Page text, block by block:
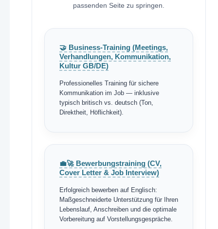
passenden Seite zu springen.
🤝 Business-Training (Meetings,
Verhandlungen, Kommunikation,
Kultur GB/DE)
Professionelles Training für sichere
Kommunikation im Job — inklusive
typisch britisch vs. deutsch (Ton,
Direktheit, Höflichkeit).
💼🚀 Bewerbungstraining (CV,
Cover Letter & Job Interview)
Erfolgreich bewerben auf Englisch:
Maßgeschneiderte Unterstützung für Ihren
Lebenslauf, Anschreiben und die optimale
Vorbereitung auf Vorstellungsgespräche.